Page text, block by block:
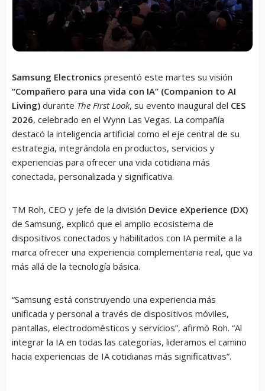
Samsung Electronics presentó este martes su visión
“Compañero para una vida con IA” (Companion to AI
Living) durante The First Look, su evento inaugural del CES
2026, celebrado en el Wynn Las Vegas. La compañía
destacó la inteligencia artificial como el eje central de su
estrategia, integrándola en productos, servicios y
experiencias para ofrecer una vida cotidiana más
conectada, personalizada y significativa.
TM Roh, CEO y jefe de la división Device eXperience (DX)
de Samsung, explicó que el amplio ecosistema de
dispositivos conectados y habilitados con IA permite a la
marca ofrecer una experiencia complementaria real, que va
más allá de la tecnología básica.
“Samsung está construyendo una experiencia más
unificada y personal a través de dispositivos móviles,
pantallas, electrodomésticos y servicios”, afirmó Roh. “Al
integrar la IA en todas las categorías, lideramos el camino
hacia experiencias de IA cotidianas más significativas”.